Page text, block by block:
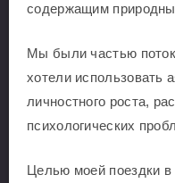
содержащим
Мы были частью
хотели использовать
личностного роста,
психологических
Целью моей поездки